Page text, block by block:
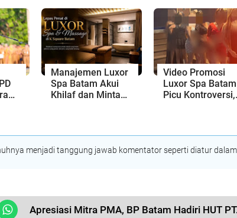
Miliaran Rupiah,
Laporan ke Polda
Kepri Jalan di
Tempat?
dan Sinergi
dengan Pemko
Batam
Manajemen Luxor
Spa Batam Akui
Khilaf dan Minta
Video Promosi
Luxor Spa Batam
Picu Kontroversi,
menjadi tanggung jawab komentator seperti diatur
Apresiasi Mitra PMA, BP Batam Hadiri HUT